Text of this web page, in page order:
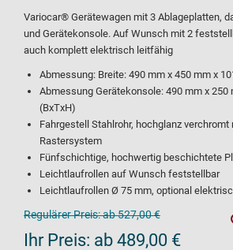
Variocar® Gerätewagen mit 3 Ablageplatten,
und Gerätekonsole. Auf Wunsch mit 2
auch komplett elektrisch leitfähig
Abmessung: Breite: 490 mm x 450 mm x
Abmessung Gerätekonsole: 490 mm x 250
(BxTxH)
Fahrgestell Stahlrohr, hochglanz
Rastersystem
Fünfschichtige, hochwertig beschichtete
Leichtlaufrollen auf Wunsch feststellbar
Leichtlaufrollen Ø 75 mm, optional
Regulärer Preis:ab 527,00 €
Ihr Preis: ab 489,00 €